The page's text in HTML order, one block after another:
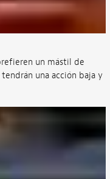
un mástil de
una acción baja y